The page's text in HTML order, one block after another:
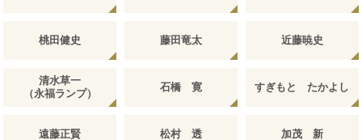
桃田健史 藤田竜太 近藤暁史
清水草一
（永福ランプ）
石橋 寛 すぎもと たかよし
遠藤正賢 松村 透 加茂 新